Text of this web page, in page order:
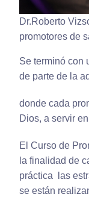
Dr.Roberto
promotores de
Se terminó con
de parte de la
donde cada
Dios, a servir
El Curso de
la finalidad de
práctica las
se están